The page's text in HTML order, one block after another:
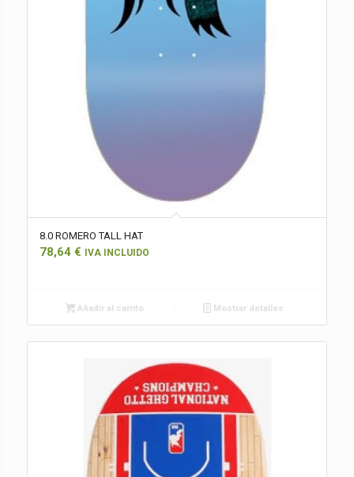
8.0 ROMERO TALL HAT
78,64 € IVA INCLUIDO
Añadir al carrito Mostrar detalles